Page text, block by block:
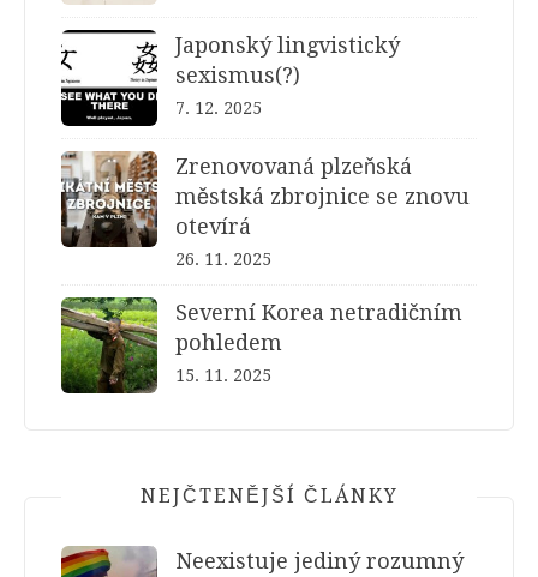
Japonský lingvistický
sexismus(?)
7. 12. 2025
Zrenovovaná plzeňská
městská zbrojnice se znovu
otevírá
26. 11. 2025
Severní Korea netradičním
pohledem
15. 11. 2025
NEJČTENĚJŠÍ ČLÁNKY
Neexistuje jediný rozumný